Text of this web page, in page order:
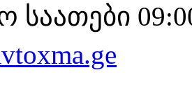
საათები